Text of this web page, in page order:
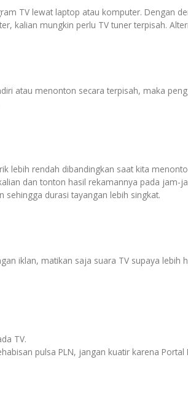
TV lewat laptop atau komputer. Dengan
kalian mungkin perlu TV tuner terpisah.
atau menonton secara terpisah, maka
lebih rendah dibandingkan saat kita
dan tonton hasil rekamannya pada jam-
sehingga durasi tayangan lebih singkat.
iklan, matikan saja suara TV supaya
TV.
pulsa PLN, jangan kuatir karena